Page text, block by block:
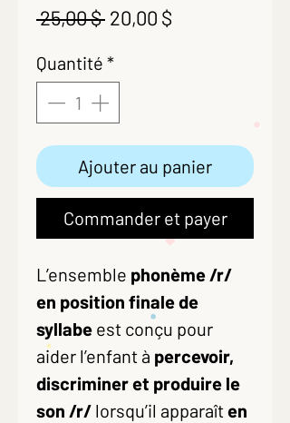
25,00 $ Prix
20,00 $
Quantité *
Ajouter au panier
Commander et payer
L’ensemble phonème /r/
en position finale de
syllabe est conçu pour
aider l’enfant à percevoir,
discriminer et produire le
son /r/ lorsqu’il apparaîten